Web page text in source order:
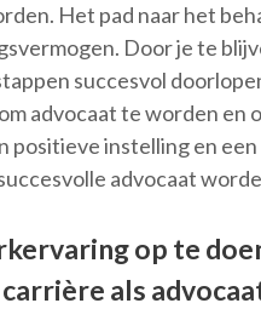
Het pad naar het
Door je te
succesvol
advocaat te worden en
instelling en
advocaat
op te
als